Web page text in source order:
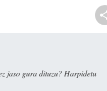
jaso gura dituzu? Harpidetu